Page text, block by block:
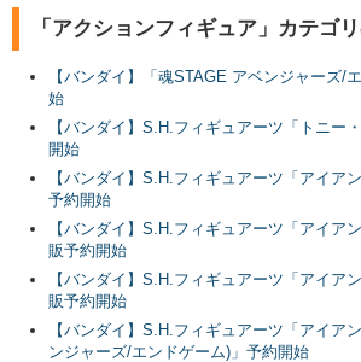
「アクションフィギュア」カテゴ
【バンダイ】「魂STAGE アベンジャーズ/
始
【バンダイ】S.H.フィギュアーツ「トニー
開始
【バンダイ】S.H.フィギュアーツ「アイア
予約開始
【バンダイ】S.H.フィギュアーツ「アイア
販予約開始
【バンダイ】S.H.フィギュアーツ「アイア
販予約開始
【バンダイ】S.H.フィギュアーツ「アイア
ンジャーズ/エンドゲーム)」予約開始